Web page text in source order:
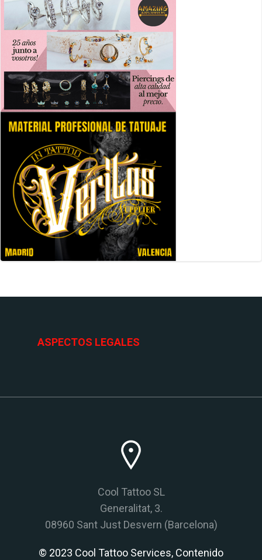
ASPECTOS LEGALES
Cool Tattoo SL
Generalitat, 3.
08960 Sant Just Desvern (Barcelona)
© 2023 Cool Tattoo Services, Contenido